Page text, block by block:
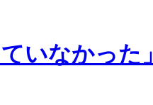
いなかった」